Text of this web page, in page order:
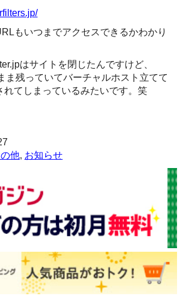
もいつまでアクセスできるかわかり
はサイトを閉じたんですけど、
ま残っていてバーチャルホスト立てて
れてしまっているみたいです。笑
他, お知らせ